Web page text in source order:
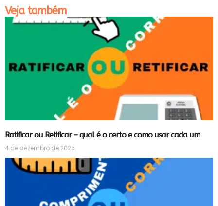
Veja também
Ratificar ou Retificar – qual é o certo e como usar cada um
4 de dezembro de 2025